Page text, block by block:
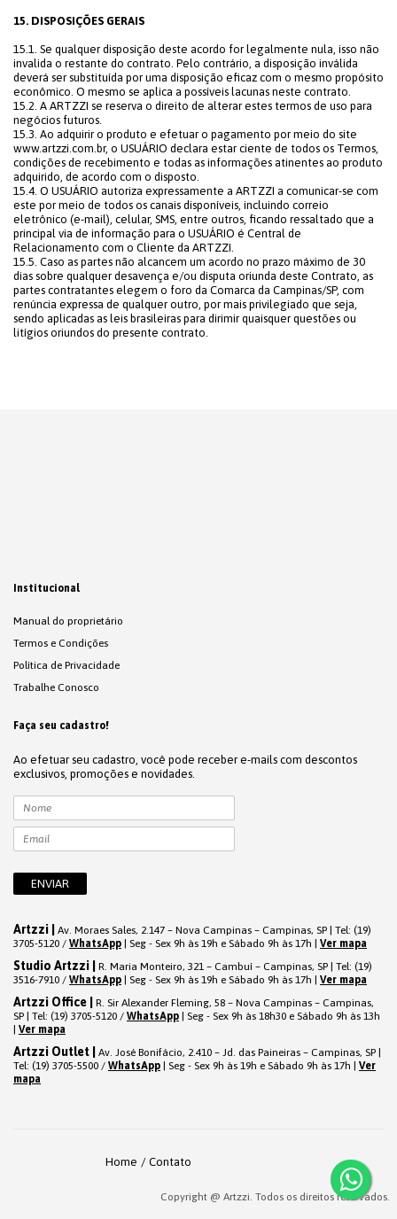
15. DISPOSIÇÕES GERAIS
15.1. Se qualquer disposição deste acordo for legalmente nula, isso não
invalida o restante do contrato. Pelo contrário, a disposição inválida
deverá ser substituída por uma disposição eficaz com o mesmo propósito
econômico. O mesmo se aplica a possíveis lacunas neste contrato.
15.2. A ARTZZI se reserva o direito de alterar estes termos de uso para
negócios futuros.
15.3. Ao adquirir o produto e efetuar o pagamento por meio do site
www.artzzi.com.br, o USUÁRIO declara estar ciente de todos os Termos,
condições de recebimento e todas as informações atinentes ao produto
adquirido, de acordo com o disposto.
15.4. O USUÁRIO autoriza expressamente a ARTZZI a comunicar-se com
este por meio de todos os canais disponíveis, incluindo correio
eletrônico (e-mail), celular, SMS, entre outros, ficando ressaltado que a
principal via de informação para o USUÁRIO é Central de
Relacionamento com o Cliente da ARTZZI.
15.5. Caso as partes não alcancem um acordo no prazo máximo de 30
dias sobre qualquer desavença e/ou disputa oriunda deste Contrato, as
partes contratantes elegem o foro da Comarca da Campinas/SP, com
renúncia expressa de qualquer outro, por mais privilegiado que seja,
sendo aplicadas as leis brasileiras para dirimir quaisquer questões ou
litígios oriundos do presente contrato.
Institucional
Manual do proprietário
Termos e Condições
Política de Privacidade
Trabalhe Conosco
Faça seu cadastro!
Ao efetuar seu cadastro, você pode receber e-mails com descontos
exclusivos, promoções e novidades.
Artzzi | Av. Moraes Sales, 2.147 – Nova Campinas – Campinas, SP | Tel: (19)
3705-5120 / WhatsApp | Seg - Sex 9h às 19h e Sábado 9h às 17h | Ver mapa
Studio Artzzi | R. Maria Monteiro, 321 – Cambuí – Campinas, SP | Tel: (19)
3516-7910 / WhatsApp | Seg - Sex 9h às 19h e Sábado 9h às 17h | Ver mapa
Artzzi Office | R. Sir Alexander Fleming, 58 – Nova Campinas – Campinas,
SP | Tel: (19) 3705-5120 / WhatsApp | Seg - Sex 9h às 18h30 e Sábado 9h às 13h
Ver mapa
Artzzi Outlet | Av. José Bonifácio, 2.410 – Jd. das Paineiras – Campinas, SP |
Tel: (19) 3705-5500 / WhatsApp | Seg - Sex 9h às 19h e Sábado 9h às 17h | Ver
mapa
Home Contato
Copyright @ Artzzi. Todos os direitos reservados.